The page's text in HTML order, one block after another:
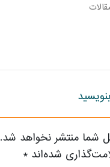
شما منتشر نخواهد شد.
شده‌اند *